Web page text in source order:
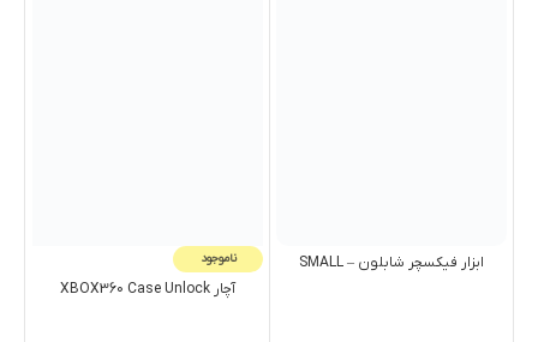
ابزار فيکسچر شابلون – SMALL ناموجود
آچار XBOX360 Case Unlock